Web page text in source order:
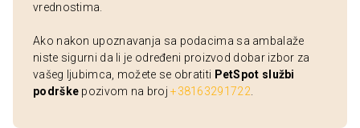
vrednostima.
Ako nakon upoznavanja sa podacima sa ambalaže
niste sigurni da li je određeni proizvod dobar izbor za
vašeg ljubimca, možete se obratiti PetSpot službi
podrške pozivom na broj+38163291722